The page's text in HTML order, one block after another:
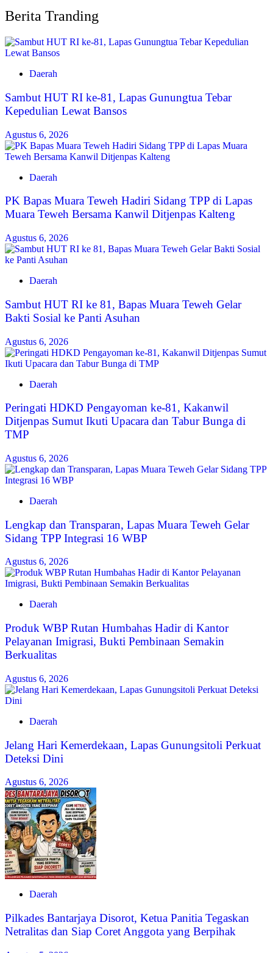
Berita Tranding
Daerah
Sambut HUT RI ke-81, Lapas Gunungtua Tebar
Kepedulian Lewat Bansos
Agustus 6, 2026
Daerah
‎PK Bapas Muara Teweh Hadiri Sidang TPP di Lapas
Muara Teweh Bersama Kanwil Ditjenpas Kalteng
Agustus 6, 2026
Daerah
‎Sambut HUT RI ke 81, Bapas Muara Teweh Gelar
Bakti Sosial ke Panti Asuhan
Agustus 6, 2026
Daerah
Peringati HDKD Pengayoman ke-81, Kakanwil
Ditjenpas Sumut Ikuti Upacara dan Tabur Bunga di
TMP
Agustus 6, 2026
Daerah
Lengkap dan Transparan, Lapas Muara Teweh Gelar
Sidang TPP Integrasi 16 WBP
Agustus 6, 2026
Daerah
Produk WBP Rutan Humbahas Hadir di Kantor
Pelayanan Imigrasi, Bukti Pembinaan Semakin
Berkualitas
Agustus 6, 2026
Daerah
Jelang Hari Kemerdekaan, Lapas Gunungsitoli Perkuat
Deteksi Dini
Agustus 6, 2026
Daerah
Pilkades Bantarjaya Disorot, Ketua Panitia Tegaskan
Netralitas dan Siap Coret Anggota yang Berpihak